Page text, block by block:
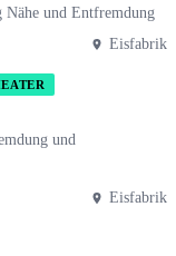
Nähe und Entfremdung
Eisfabrik
und
Eisfabrik